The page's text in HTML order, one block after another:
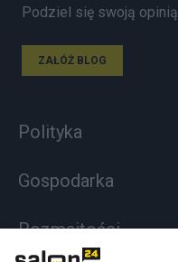
Podziel się swoją opinią
ZAŁÓŻ BLOG
Polityka
Gospodarka
Rozmaitości